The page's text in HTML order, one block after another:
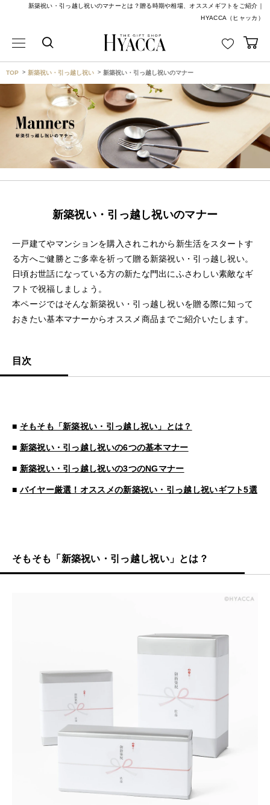
新築祝い・引っ越し祝いのマナーとは？贈る時期や相場、オススメギフトをご紹介｜
HYACCA（ヒャッカ）
TOP 新築祝い・引っ越し祝い 新築祝い・引っ越し祝いのマナー
新築祝い・引っ越し祝いのマナー
一戸建てやマンションを購入されこれから新生活をスタートす
る方へご健勝とご多幸を祈って贈る新築祝い・引っ越し祝い。
日頃お世話になっている方の新たな門出にふさわしい素敵なギ
フトで祝福しましょう。
本ページではそんな新築祝い・引っ越し祝いを贈る際に知って
おきたい基本マナーからオススメ商品までご紹介いたします。
目次
■ そもそも「新築祝い・引っ越し祝い」とは？
■ 新築祝い・引っ越し祝いの6つの基本マナー
■ 新築祝い・引っ越し祝いの3つのNGマナー
■ バイヤー厳選！オススメの新築祝い・引っ越し祝いギフト5選
そもそも「新築祝い・引っ越し祝い」とは？